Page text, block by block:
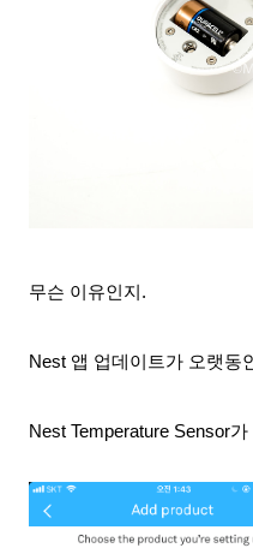
무슨 이유인지.
Nest 앱 업데이트가 오랫동
Nest Temperature Sensor